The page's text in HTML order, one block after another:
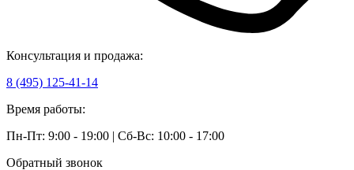
Консультация и продажа:
8 (495) 125-41-14
Время работы:
Пн-Пт: 9:00 - 19:00 | Сб-Вс: 10:00 - 17:00
Обратный звонок